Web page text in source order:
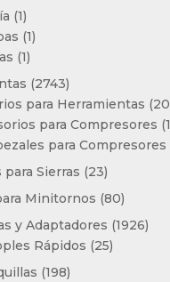
11
producto
11
11
producto
27432743
productos
para Herramientas
para Compresores 1
para Compresores
para Sierras 2323
productos
Minitornos 8080
y Adaptadores 19261926
Rápidos 2525
198198